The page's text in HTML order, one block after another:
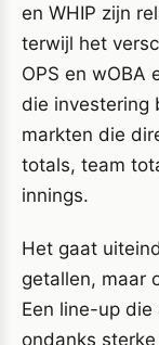
en WHIP zijn
terwijl het
OPS en wOBA
die investering
markten die
totals, team
innings.
Het gaat
getallen, maar
Een line-up
ondanks